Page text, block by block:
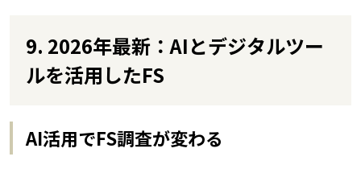
9. 2026年最新：AIとデジタルツー
ルを活用したFS
AI活用でFS調査が変わる